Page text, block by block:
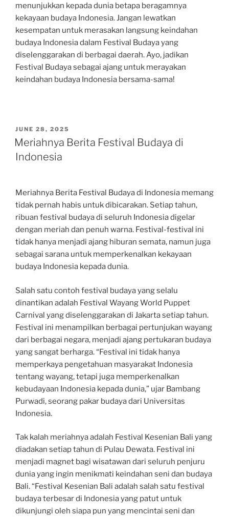
menunjukkan kepada dunia betapa beragamnya
kekayaan budaya Indonesia. Jangan lewatkan
kesempatan untuk merasakan langsung keindahan
budaya Indonesia dalam Festival Budaya yang
diselenggarakan di berbagai daerah. Ayo, jadikan
Festival Budaya sebagai ajang untuk merayakan
keindahan budaya Indonesia bersama-sama!
POSTED
ON
JUNE 28, 2025
Meriahnya Berita Festival Budaya di
Indonesia
Meriahnya Berita Festival Budaya di Indonesia memang
tidak pernah habis untuk dibicarakan. Setiap tahun,
ribuan festival budaya di seluruh Indonesia digelar
dengan meriah dan penuh warna. Festival-festival ini
tidak hanya menjadi ajang hiburan semata, namun juga
sebagai sarana untuk memperkenalkan kekayaan
budaya Indonesia kepada dunia.
Salah satu contoh festival budaya yang selalu
dinantikan adalah Festival Wayang World Puppet
Carnival yang diselenggarakan di Jakarta setiap tahun.
Festival ini menampilkan berbagai pertunjukan wayang
dari berbagai negara, menjadi ajang pertukaran budaya
yang sangat berharga. “Festival ini tidak hanya
memperkaya pengetahuan masyarakat Indonesia
tentang wayang, tetapi juga memperkenalkan
kebudayaan Indonesia kepada dunia,” ujar Bambang
Purwadi, seorang pakar budaya dari Universitas
Indonesia.
Tak kalah meriahnya adalah Festival Kesenian Bali yang
diadakan setiap tahun di Pulau Dewata. Festival ini
menjadi magnet bagi wisatawan dari seluruh penjuru
dunia yang ingin menikmati keindahan seni dan budaya
Bali. “Festival Kesenian Bali adalah salah satu festival
budaya terbesar di Indonesia yang patut untuk
dikunjungi oleh siapa pun yang mencintai seni dan